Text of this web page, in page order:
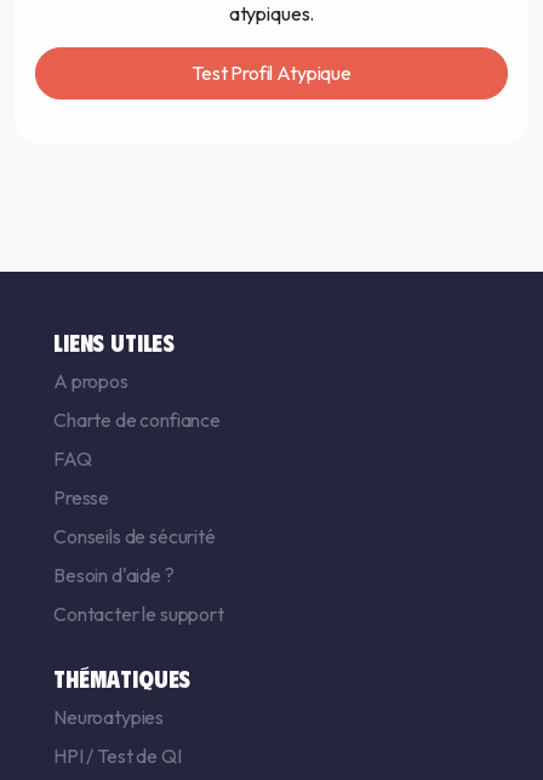
atypiques.
Test Profil Atypique
LIENS UTILES
A propos
Charte de confiance
FAQ
Presse
Conseils de sécurité
Besoin d'aide ?
Contacter le support
THÉMATIQUES
Neuroatypies
HPI / Test de QI